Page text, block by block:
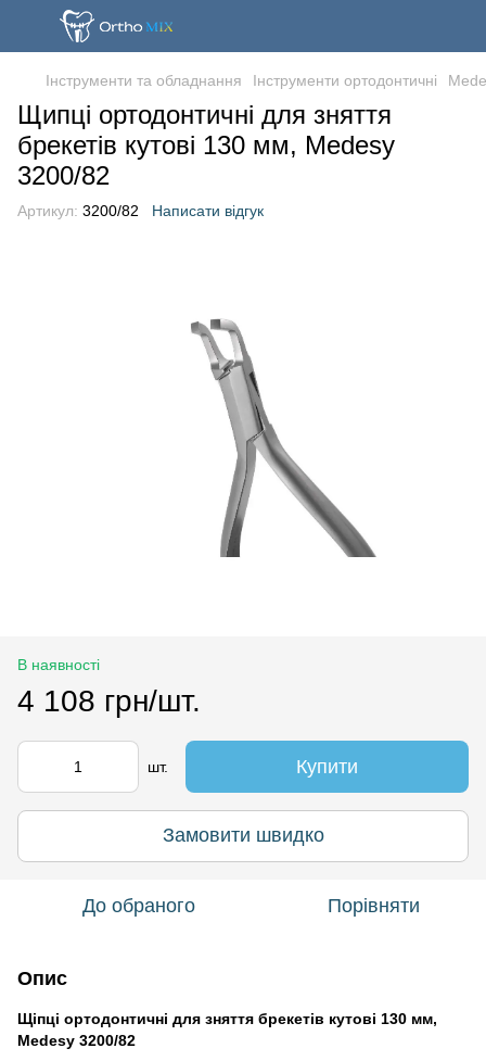
Iнструменти та обладнання Інструменти ортодонтичні
Щипці ортодонтичні для зняття
брекетів кутові 130 мм, Medesy
3200/82
Артикул: 3200/82 Написати відгук
В наявності
4 108 грн/шт.
шт. Купити
Замовити швидко
До обраного Порівняти
Опис
Щіпці ортодонтичні для зняття брекетів кутові 130 мм,
Medesy 3200/82